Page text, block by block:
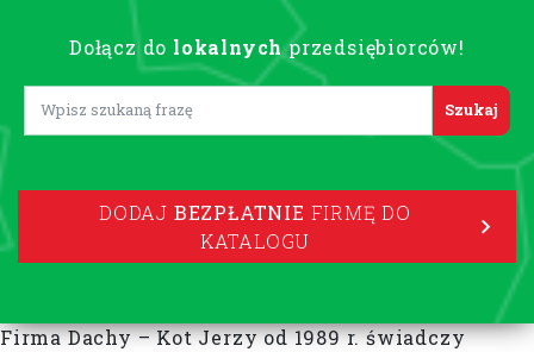
Dołącz do lokalnych przedsiębiorców!
Lorem ipsum
DODAJ BEZPŁATNIE FIRMĘ DO
KATALOGU
Firma Dachy – Kot Jerzy od 1989 r. świadczy